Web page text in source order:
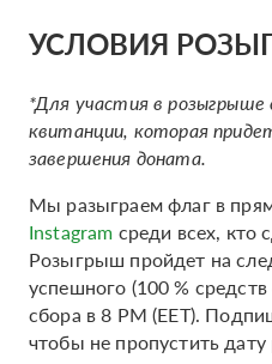
УСЛОВИЯ
*Для участия в розыгрыше
квитанции, которая
завершения доната.
Мы разыграем флаг в
Instagram среди всех, кто
Розыгрыш пройдет на
успешного (100 %
сбора в 8 PM (EET).
чтобы не пропустить